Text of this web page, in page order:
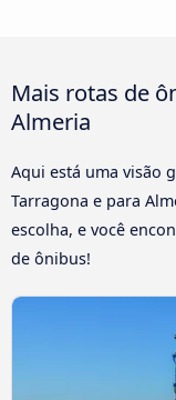
Mais rotas de
Almeria
Aqui está uma visão
Tarragona e para
escolha, e você
de ônibus!